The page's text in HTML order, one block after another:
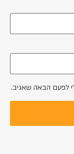
לפעם הבאה שאגיב.